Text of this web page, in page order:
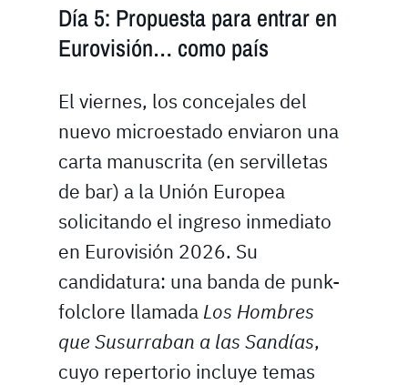
Día 5: Propuesta para entrar en
Eurovisión… como país
El viernes, los concejales del
nuevo microestado enviaron una
carta manuscrita (en servilletas
de bar) a la Unión Europea
solicitando el ingreso inmediato
en Eurovisión 2026. Su
candidatura: una banda de punk-
folclore llamada Los Hombres
que Susurraban a las Sandías,
cuyo repertorio incluye temas